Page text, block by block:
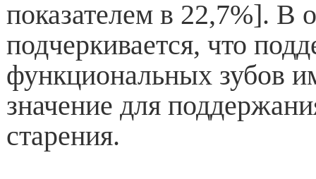
показателем в 22,7%]. В
подчеркивается, что
функциональных зубов
значение для
старения.